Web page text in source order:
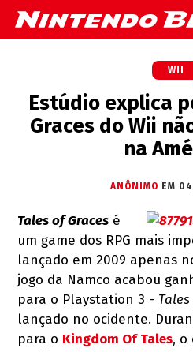
WII
Estúdio explica
Graces do Wii
na
ANÔNIMO EM
Tales of Graces é
um game dos RPG mais
lançado em 2009 apenas
jogo da Namco acabou
para o Playstation 3 -
lançado no ocidente.
para o Kingdom Of Tales, o